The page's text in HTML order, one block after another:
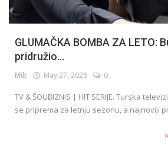
GLUMAČKA BOMBA ZA LETO:
pridružio...
Milt May 27, 2026 0
TV & ŠOUBIZNIS | HIT SERIJE. Turska
se priprema za letnju sezonu, a najnoviji